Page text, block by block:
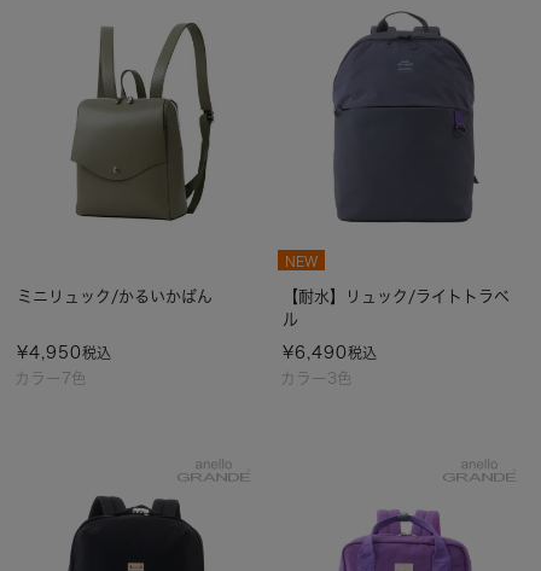
カラー7色
ミニリュック/かるいかばん
¥4,950税込
カラー3色
NEW
【耐水】リュック/ライトトラベ
ル
¥6,490税込